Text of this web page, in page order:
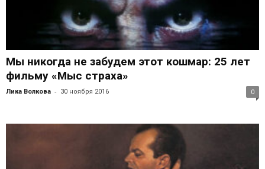
Мы никогда не забудем этот кошмар: 25 лет
фильму «Мыс страха»
Лика Волкова - 30 ноября 2016 0